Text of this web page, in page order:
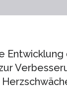
Entwicklung